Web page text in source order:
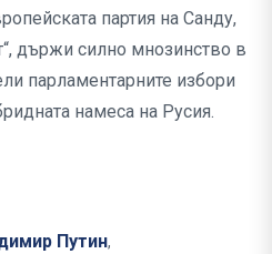
партия на Санду,
държи силно мнозинство в
парламентарните избори
намеса на Русия.
Путин,